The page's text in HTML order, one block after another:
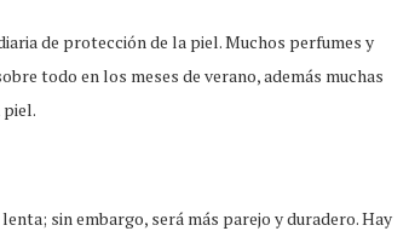
de protección de la piel. Muchos perfumes y
todo en los meses de verano, además muchas
sin embargo, será más parejo y duradero. Hay